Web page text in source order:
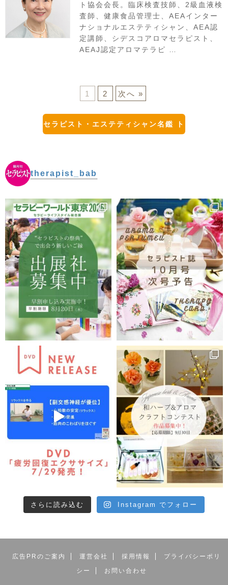
ト協会会長。臨床検査技師、2級血液検
査師、健康食品管理士、AEAインター
ナショナルエステティシャン、AEA認
定講師、シデスコアロマセラピスト、
AEAJ認定アロマテラピ …
1 2 次へ »
セラピスト・エステティシャン名鑑 ト
therapist_bab
さらに読み込む Instagram でフォロー
広告PRのご案内 運営会社 採用情報
プライバシーポリ
シー
お問い合わせ